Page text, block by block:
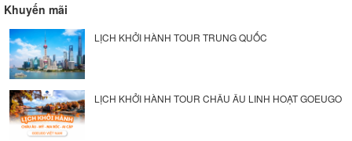
Khuyến mãi
LỊCH KHỞI HÀNH TOUR TRUNG QUỐC
LỊCH KHỞI HÀNH TOUR CHÂU ÂU LINH HOẠT GOEUGO